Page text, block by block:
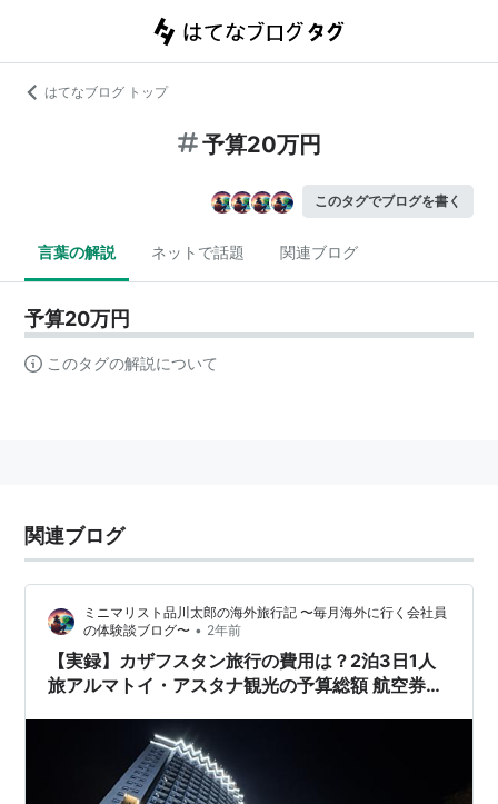
はてなブログ トップ
予算20万円
このタグでブログを書く
言葉の解説 ネットで話題 関連ブログ
予算20万円
このタグの解説について
関連ブログ
ミニマリスト品川太郎の海外旅行記 〜毎月海外に行く会社員
の体験談ブログ〜 • 2年前
【実録】カザフスタン旅行の費用は？2泊3日1人
旅アルマトイ・アスタナ観光の予算総額 航空券